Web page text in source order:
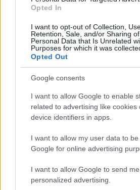
Opted In
I want to opt-out of Collection,
Retention, Sale, and/or Sharing
Personal Data that Is Unrelated
Purposes for which it was
Opted Out
Google consents
I want to allow Google to enable
related to advertising like cookies
device identifiers in apps.
I want to allow my user data to
Google for online advertising
I want to allow Google to send me
personalized advertising.
legyőzik az erőset, ha sokan
darázs a legfutóbb pariát is
Своя рубашка ближе к телу.[A
van a testedhez]: ’mindenki a
hasznát.(rég)
Balázsi példákat is hoz a
a latin, valamint az orosz
(Plautus: A három ezüstpénz – i.
végén gazdag irodalomjegyzék
nyelvi szólások és a
magyarázatok mutatója is.